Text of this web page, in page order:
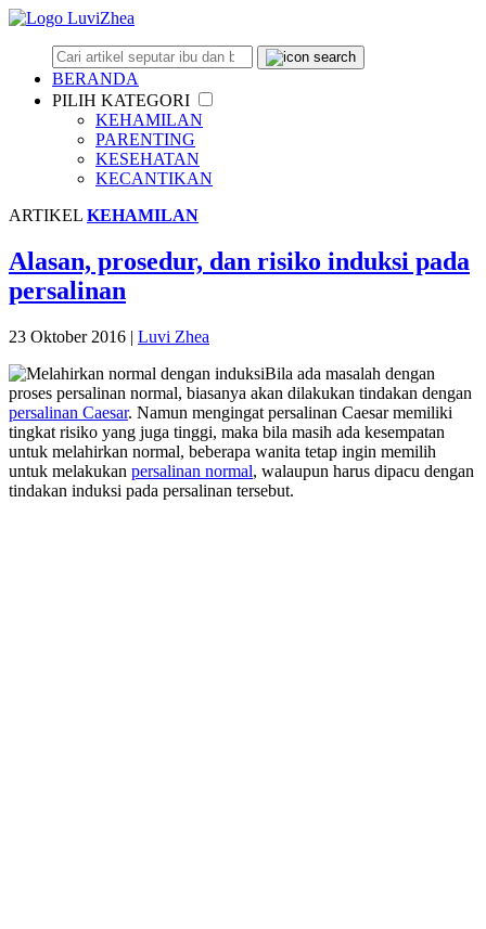
BERANDA
PILIH KATEGORI
KEHAMILAN
PARENTING
KESEHATAN
KECANTIKAN
ARTIKEL KEHAMILAN
Alasan, prosedur, dan risiko induksi pada
persalinan
23 Oktober 2016 | Luvi Zhea
Bila ada masalah dengan
proses persalinan normal, biasanya akan dilakukan tindakan dengan
persalinan Caesar. Namun mengingat persalinan Caesar memiliki
tingkat risiko yang juga tinggi, maka bila masih ada kesempatan
untuk melahirkan normal, beberapa wanita tetap ingin memilih
untuk melakukan persalinan normal, walaupun harus dipacu dengan
tindakan induksi pada persalinan tersebut.